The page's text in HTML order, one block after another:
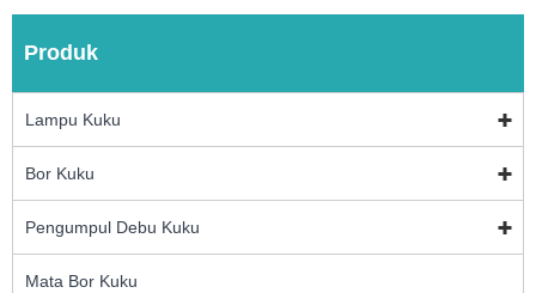
Produk
Lampu Kuku
Bor Kuku
Pengumpul Debu Kuku
Mata Bor Kuku